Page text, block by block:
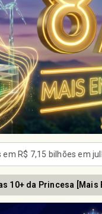
Encceja 2026 podem
10+ da Princesa [Mais